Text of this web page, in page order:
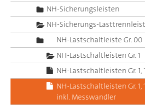
NH-Sicherungsleisten
NH-Sicherungs-
NH-Lastschaltleiste Gr. 00
NH-Lastschaltleisten Gr. 1
NH-Lastschaltleisten Gr.
NH-Lastschaltleisten Gr. 1,
inkl. Messwandler